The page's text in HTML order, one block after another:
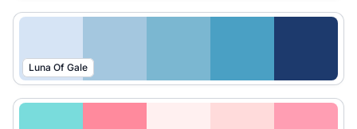
Luna Of Gale